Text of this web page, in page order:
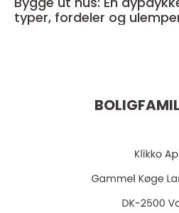
typer, fordeler og